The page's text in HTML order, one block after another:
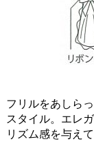
フリルをあしら
スタイル。エレ
リズム感を与え